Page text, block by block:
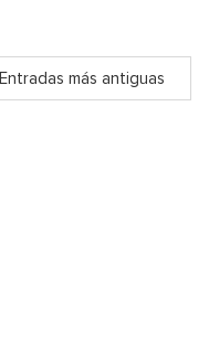
Entradas más antiguas